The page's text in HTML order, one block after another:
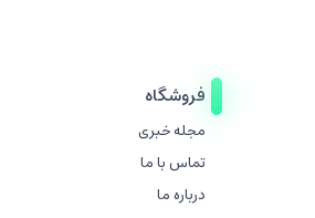
فروشگاه
مجله خبری
تماس با ما
درباره ما